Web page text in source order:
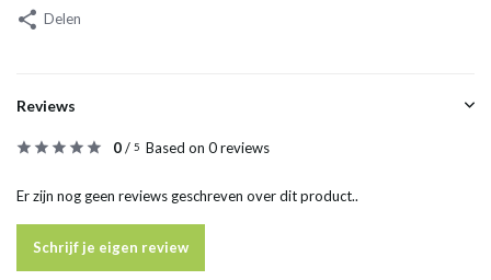
Delen
Reviews
0/ 5 Based on 0 reviews
Er zijn nog geen reviews geschreven over dit product..
Schrijf je eigen review